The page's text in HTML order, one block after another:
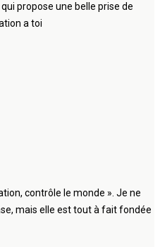
propose une belle prise de
a toi
contrôle le monde ». Je ne
mais elle est tout à fait fondée